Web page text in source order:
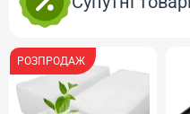
РОЗПРОДАЖ